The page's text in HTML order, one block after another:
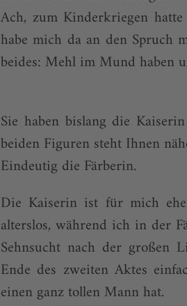
Ach, zum Kinderkriegen
habe mich da an den Spruch
beides: Mehl im Mund haben
Sie haben bislang die
beiden Figuren steht Ihnen
Eindeutig die Färberin.
Die Kaiserin ist für mich
alterslos, während ich in der
Sehnsucht nach der großen
Ende des zweiten Aktes
einen ganz tollen Mann hat.